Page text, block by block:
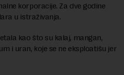
korporacije. Za dve godine
u istraživanja.
kao što su kalaj, mangan,
i uran, koje se ne eksploatišu jer